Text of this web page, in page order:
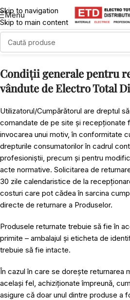
Skip to navigation
Skip to main content
Menu
Condiții generale pentru
vândute de Electro Total
Utilizatorul/Cumpărătorul are dreptul
comandate de pe site și recepționate
invocarea unui motiv, în conformitate
drepturile consumatorilor în cadrul
profesioniștii, precum și pentru
acte normative. Solicitarea de
30 zile calendaristice de la
costuri care pot cădea în sarcina
directe de returnare a Produselor.
Produsele returnate trebuie să fie în
primite – ambalajul și eticheta de
trebuie să fie intacte.
În cazul în care se dorește returnarea
același fel, achiziționate împreună,
asigure că doar unul dintre produse a